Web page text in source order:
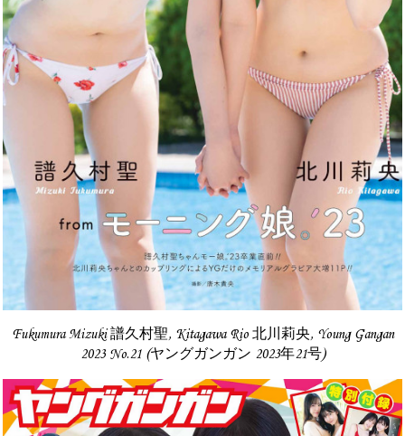
Fukumura Mizuki 譜久村聖, Kitagawa Rio 北川莉央, Young Gangan
2023 No.21 (ヤングガンガン 2023年21号)